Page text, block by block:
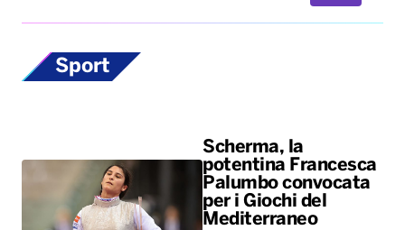
Sport
Scherma, la
potentina Francesca
Palumbo convocata
per i Giochi del
Mediterraneo